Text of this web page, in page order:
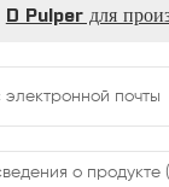
D Pulper для